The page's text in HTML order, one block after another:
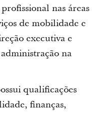
nas áreas
de mobilidade e
executiva e
na
qualificações
finanças,